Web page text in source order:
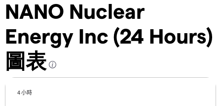
NANO Nuclear
Energy Inc (24 Hours)
圖表
4 小時